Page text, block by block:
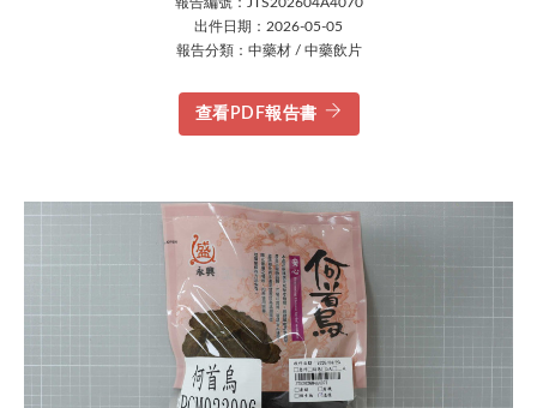
出件日期：2026-05-05
報告分類：中藥材 / 中藥飲片
查看PDF報告書